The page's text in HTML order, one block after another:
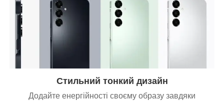
Стильний тонкий дизайн
Додайте енергійності своєму образу завдяки